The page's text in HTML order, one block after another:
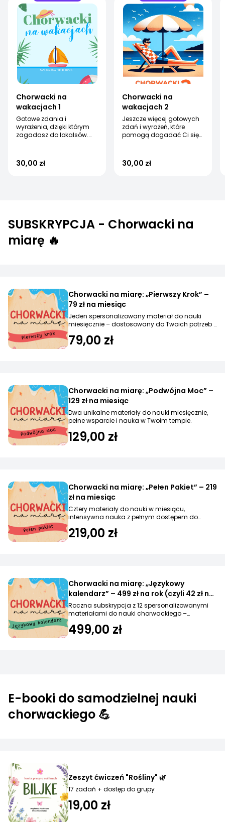
Chorwacki na
wakacjach 1
Gotowe zdania i
wyrażenia, dzięki którym
zagadasz do lokalsów.
30,00 zł
Chorwacki na
wakacjach 2
Jeszcze więcej gotowych
zdań i wyrażeń, które
pomogą dogadać Ci się
30,00 zł
SUBSKRYPCJA - Chorwacki na
miarę 🔥
Chorwacki na miarę: „Pierwszy Krok” –
79 zł na miesiąc
Jeden spersonalizowany materiał do nauki
miesięcznie – dostosowany do Twoich potrzeb i
79,00 zł
Chorwacki na miarę: „Podwójna Moc” –
129 zł na miesiąc
Dwa unikalne materiały do nauki miesięcznie,
pełne wsparcie i nauka w Twoim tempie.
129,00 zł
Chorwacki na miarę: „Pełen Pakiet” – 219
zł na miesiąc
Cztery materiały do nauki w miesiącu,
intensywna nauka z pełnym dostępem do
219,00 zł
Chorwacki na miarę: „Językowy
kalendarz” – 499 zł na rok (czyli 42 zł na
mies.)
Roczna subskrypcja z 12 spersonalizowanymi
materiałami do nauki chorwackiego –
499,00 zł
E-booki do samodzielnej nauki
chorwackiego 💪
Zeszyt ćwiczeń "Rośliny" 🌿
17 zadań + dostęp do grupy
19,00 zł